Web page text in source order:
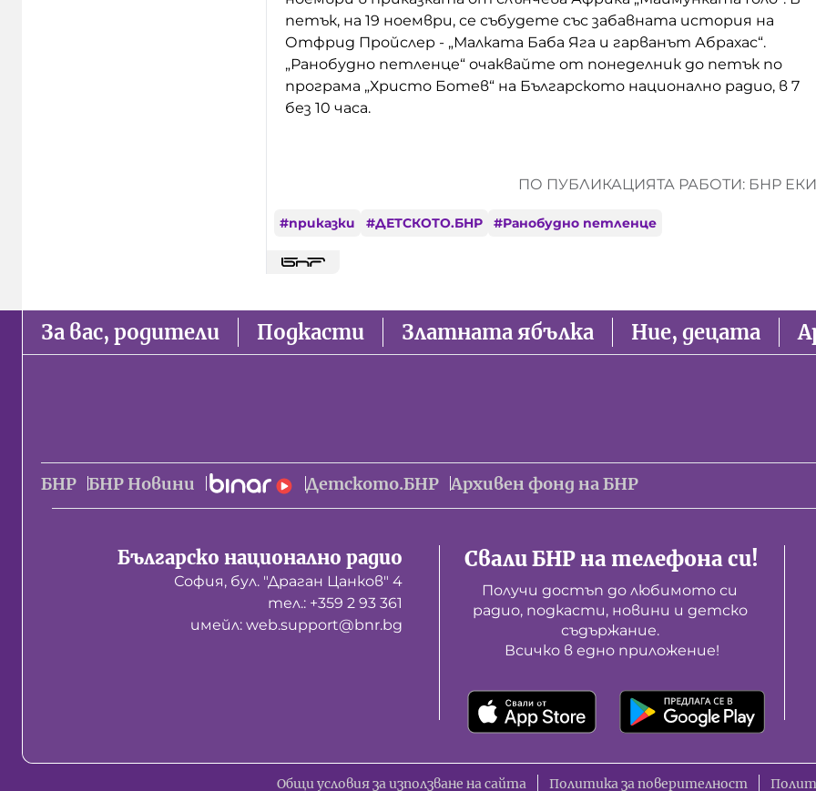
петък, на 19 ноември, се събудете със забавната история на
Отфрид Пройслер - „Малката Баба Яга и гарванът Абрахас“.
„Ранобудно петленце“ очаквайте от понеделник до петък по
програма „Христо Ботев“ на Българското национално радио, в 7
без 10 часа.
ПО ПУБЛИКАЦИЯТА РАБОТИ: БНР
#приказки #ДЕТСКОТО.БНР #Ранобудно петленце
За вас, родители Подкасти Златната ябълка Ние, децата
БНР БНР Новини Детското.БНР Архивен фонд на БНР
Българско национално радио
София, бул. "Драган Цанков" 4
тел.: +359 2 93 361
имейл: web.support@bnr.bg
Свали БНР на телефона си!
Получи достъп до любимото си
радио, подкасти, новини и детско
съдържание.
Всичко в едно приложение!
Общи условия за използване на сайта Политика за поверителност